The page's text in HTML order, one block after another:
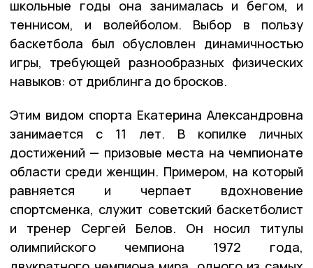
школьные годы она занималась и бегом, и
теннисом, и волейболом. Выбор в пользу
баскетбола был обусловлен динамичностью
игры, требующей разнообразных физических
навыков: от дриблинга до бросков.
Этим видом спорта Екатерина Александровна
занимается с 11 лет. В копилке личных
достижений — призовые места на чемпионате
области среди женщин. Примером, на который
равняется и черпает вдохновение
спортсменка, служит советский баскетболист
и тренер Сергей Белов. Он носил титулы
олимпийского чемпиона 1972 года,